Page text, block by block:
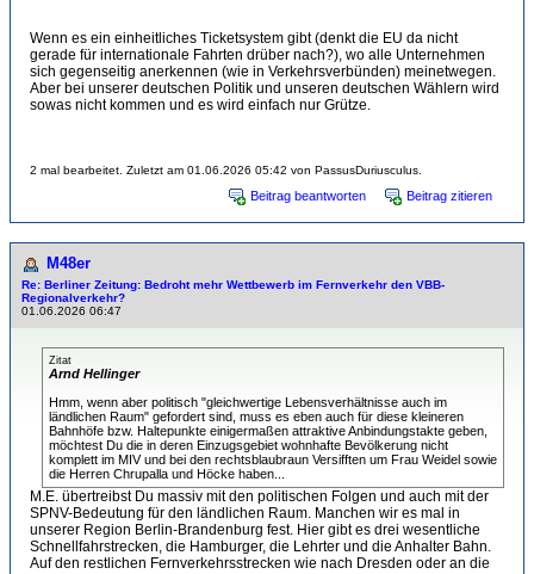
Wenn es ein einheitliches Ticketsystem gibt (denkt die EU da nicht
gerade für internationale Fahrten drüber nach?), wo alle Unternehmen
sich gegenseitig anerkennen (wie in Verkehrsverbünden) meinetwegen.
Aber bei unserer deutschen Politik und unseren deutschen Wählern wird
sowas nicht kommen und es wird einfach nur Grütze.
2 mal bearbeitet. Zuletzt am 01.06.2026 05:42 von PassusDuriusculus.
Beitrag beantworten Beitrag zitieren
M48er
Re: Berliner Zeitung: Bedroht mehr Wettbewerb im Fernverkehr den VBB-
Regionalverkehr?
01.06.2026 06:47
Zitat
Arnd Hellinger
Hmm, wenn aber politisch "gleichwertige Lebensverhältnisse auch im
ländlichen Raum" gefordert sind, muss es eben auch für diese kleineren
Bahnhöfe bzw. Haltepunkte einigermaßen attraktive Anbindungstakte geben,
möchtest Du die in deren Einzugsgebiet wohnhafte Bevölkerung nicht
komplett im MIV und bei den rechtsblaubraun Versifften um Frau Weidel sowie
die Herren Chrupalla und Höcke haben...
M.E. übertreibst Du massiv mit den politischen Folgen und auch mit der
SPNV-Bedeutung für den ländlichen Raum. Manchen wir es mal in
unserer Region Berlin-Brandenburg fest. Hier gibt es drei wesentliche
Schnellfahrstrecken, die Hamburger, die Lehrter und die Anhalter Bahn.
Auf den restlichen Fernverkehrsstrecken wie nach Dresden oder an die